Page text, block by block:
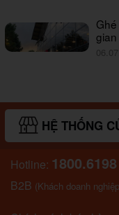
HỆ THỐNG
Hotline: 1800.6198
B2B (Khách doanh